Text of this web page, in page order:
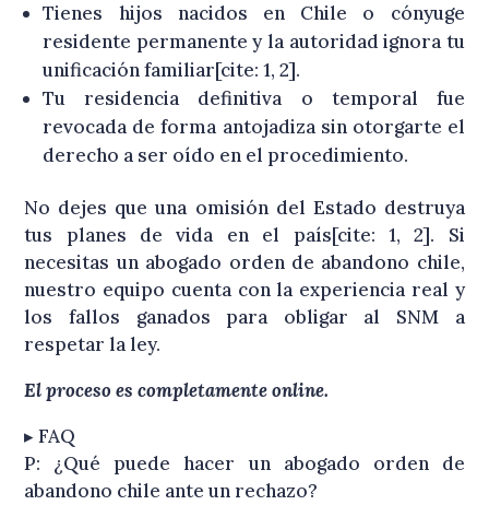
Tienes hijos nacidos en Chile o cónyuge
residente permanente y la autoridad ignora tu
unificación familiar[cite: 1, 2].
Tu residencia definitiva o temporal fue
revocada de forma antojadiza sin otorgarte el
derecho a ser oído en el procedimiento.
No dejes que una omisión del Estado destruya
tus planes de vida en el país[cite: 1, 2]. Si
necesitas un abogado orden de abandono chile,
nuestro equipo cuenta con la experiencia real y
los fallos ganados para obligar al SNM a
respetar la ley.
El proceso es completamente online.
▸ FAQ
P: ¿Qué puede hacer un abogado orden de
abandono chile ante un rechazo?